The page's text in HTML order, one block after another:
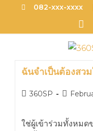
082-xxx-
ฉันจำเป็นต้องสว
360SP
ใช่ผู้เข้าร่วมทั้งหมด